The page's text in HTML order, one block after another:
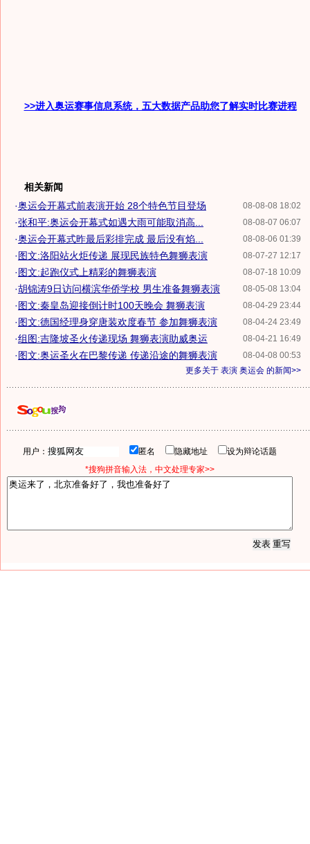
>>进入奥运赛事信息系统，五大数据产品助您了解实时比赛进程
相关新闻
08-08-08 18:02
·奥运会开幕式前表演开始 28个特色节目登场
08-08-07 06:07
·张和平:奥运会开幕式如遇大雨可能取消高...
08-08-06 01:39
·奥运会开幕式昨最后彩排完成 最后没有焰...
08-07-27 12:17
·图文:洛阳站火炬传递 展现民族特色舞狮表演
08-07-18 10:09
·图文:起跑仪式上精彩的舞狮表演
08-05-08 13:04
·胡锦涛9日访问横滨华侨学校 男生准备舞狮表演
08-04-29 23:44
·图文:秦皇岛迎接倒计时100天晚会 舞狮表演
08-04-24 23:49
·图文:德国经理身穿唐装欢度春节 参加舞狮表演
08-04-21 16:49
·组图:吉隆坡圣火传递现场 舞狮表演助威奥运
08-04-08 00:53
·图文:奥运圣火在巴黎传递 传递沿途的舞狮表演
更多关于 表演 奥运会 的新闻>>
用户： 匿名 隐藏地址
设为辩论话题
*搜狗拼音输入法，中文处理专家>>